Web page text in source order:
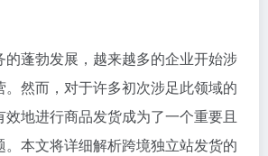
的蓬勃发展，越来越多的企业开始涉
。然而，对于许多初次涉足此领域的
地进行商品发货成为了一个重要且
本文将详细解析跨境独立站发货的